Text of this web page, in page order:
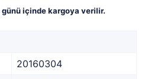
günü içinde kargoya verilir.
20160304